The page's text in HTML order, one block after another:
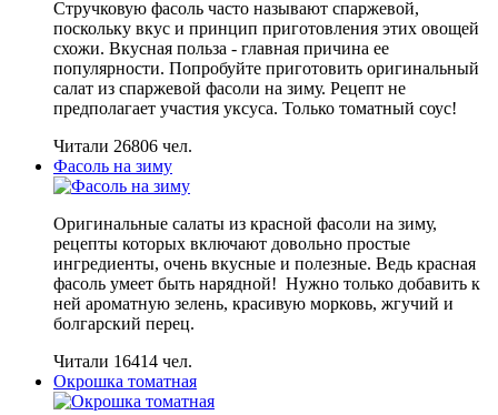
Стручковую фасоль часто называют спаржевой,
поскольку вкус и принцип приготовления этих овощей
схожи. Вкусная польза - главная причина ее
популярности. Попробуйте приготовить оригинальный
салат из спаржевой фасоли на зиму. Рецепт не
предполагает участия уксуса. Только томатный соус!
Читали 26806 чел.
Фасоль на зиму
Оригинальные салаты из красной фасоли на зиму,
рецепты которых включают довольно простые
ингредиенты, очень вкусные и полезные. Ведь красная
фасоль умеет быть нарядной! Нужно только добавить к
ней ароматную зелень, красивую морковь, жгучий и
болгарский перец.
Читали 16414 чел.
Окрошка томатная